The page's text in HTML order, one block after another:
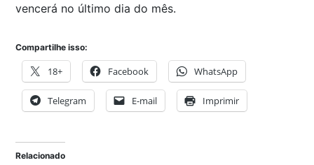
vencerá no último dia do mês.
Compartilhe isso:
18+ Facebook WhatsApp
Telegram E-mail Imprimir
Relacionado